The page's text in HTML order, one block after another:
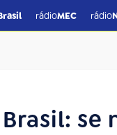
rádioMEC rádio
Brasil: se